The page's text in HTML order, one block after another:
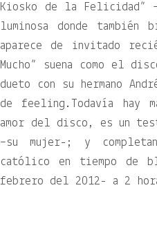
Kiosko de la Felicidad”
luminosa donde
aparece de invitado
Mucho” suena como el
dueto con su hermano
de feeling.Todavía hay
amor del disco, es un
–su mujer-; y
católico en tiempo de
febrero del 2012- a 2